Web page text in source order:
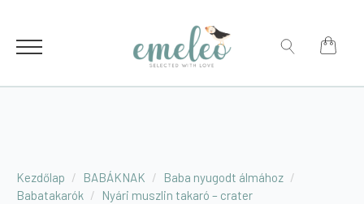
Kezdőlap BABÁKNAK
Baba nyugodt álmához
Babatakarók
Nyári muszlin takaró – crater